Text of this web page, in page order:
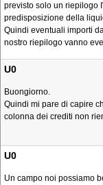
previsto solo un riepilogo
predisposizione della
Quindi eventuali importi
nostro riepilogo vanno
U0
Buongiorno.
Quindi mi pare di capire
colonna dei crediti non
U0
Un campo noi possiamo